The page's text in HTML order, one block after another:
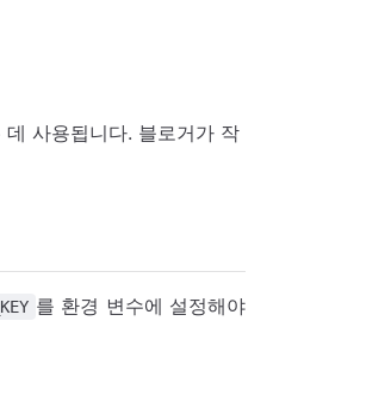
사용됩니다. 블로거가 작
를 환경 변수에 설정해야